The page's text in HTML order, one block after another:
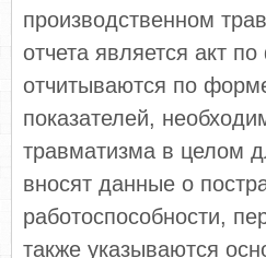
производственном
отчета является акт
отчитываются по
показателей,
травматизма в целом
вносят данные о
работоспособ­ности,
также указываются